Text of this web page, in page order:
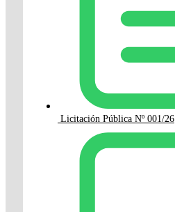
Licitación Pública Nº 001/26